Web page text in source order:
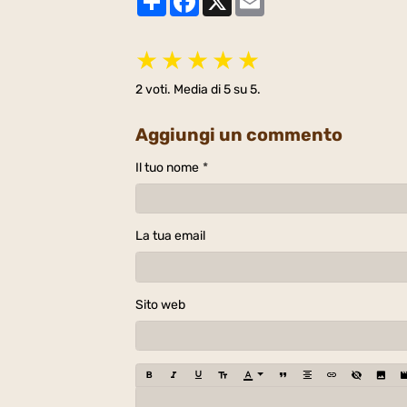
★ ★ ★ ★ ★
2voti. Media di5su 5.
Aggiungi un commento
Il tuo nome
La tua email
Sito web